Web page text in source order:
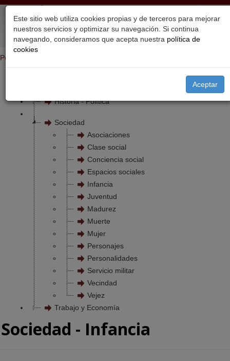
Este sitio web utiliza cookies propias y de terceros para mejorar
nuestros servicios y optimizar su navegación. Si continua
navegando, consideramos que acepta nuestra política de
cookies
Aceptar
Portada
Temas
Historia - Política
Sociedad
Asociaciones
Clase social
Conciencia social
Espacios sociales
Infancia
Juventud
Madurez
Muerte
Mujer
Personajes
Personalidades
Servicio militar
Vecindad
Vejez
Trabajo y Economía
Sociedad - Infancia